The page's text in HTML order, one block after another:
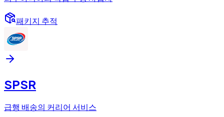
패키지 추적
SPSR
급행 배송의 커리어 서비스